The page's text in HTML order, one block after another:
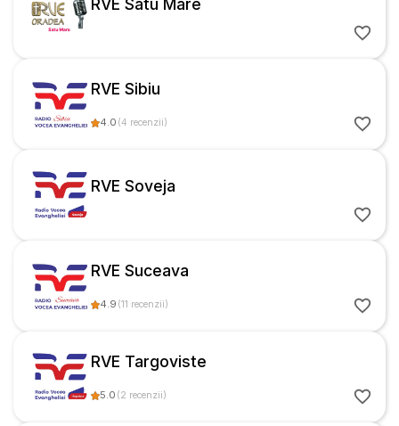
RVE Sibiu
4.0 (4 recenzii)
RVE Soveja
RVE Suceava
4.9 (11 recenzii)
RVE Targoviste
5.0 (2 recenzii)